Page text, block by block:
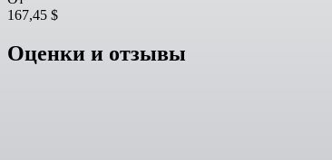
167,45 $
Оценки и отзывы